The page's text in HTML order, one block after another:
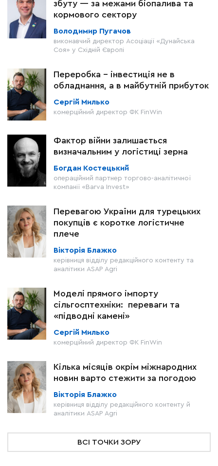
збуту — за межами біопалива та
кормового сектору
Володимир Пугачов
виконавчий директор Асоціації «Дунайська
Соя» у Східній Європі
Переробка - інвестиція не в
обладнання, а в майбутній прибуток
Сергій Милько
комерційний директор ФК FinWin
Фактор війни залишається
визначальним у логістиці зерна
Богдан Костецький
операційний партнер торгово-аналітичної
компанії «Barva Invest»
Перевагою України для турецьких
покупців є коротке логістичне
плече
Вікторія Блажко
керівниця відділу редакційного контенту та
аналітики ASAP Agri
Моделі прямого імпорту
сільгосптехніки: переваги та
«підводні камені»
Сергій Милько
комерційний директор ФК FinWin
Кілька місяців окрім міжнародних
новин варто стежити за погодою
Вікторія Блажко
керівниця відділу редакційного контенту й
аналітики ASAP Agri
ВСІ ТОЧКИ ЗОРУ